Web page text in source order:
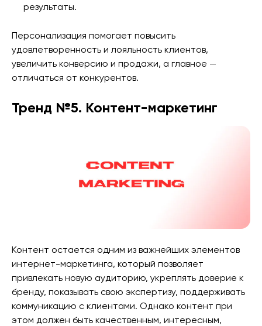
результаты.
Персонализация помогает повысить
удовлетворенность и лояльность клиентов,
увеличить конверсию и продажи, а главное —
отличаться от конкурентов.
Тренд №5. Контент-маркетинг
Контент остается одним из важнейших элементов
интернет-маркетинга, который позволяет
привлекать новую аудиторию, укреплять доверие к
бренду, показывать свою экспертизу, поддерживать
коммуникацию с клиентами. Однако контент при
этом должен быть качественным, интересным,